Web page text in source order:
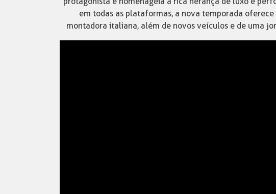
em todas as plataformas, a nova temporada
montadora italiana, além de novos veículos e de uma